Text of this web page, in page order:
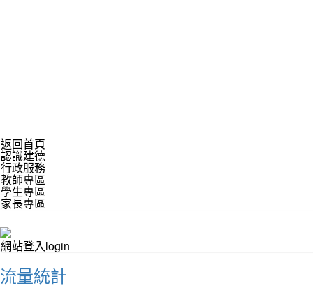
返回首頁
認識建德
行政服務
教師專區
學生專區
家長專區
網站登入login
流量統計